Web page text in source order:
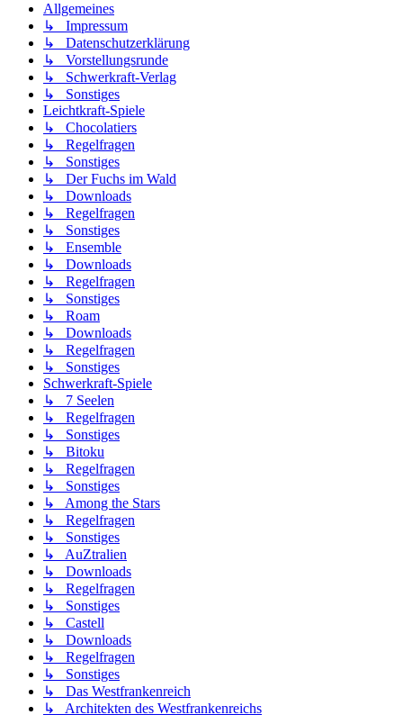
Allgemeines
↳ Impressum
↳ Datenschutzerklärung
↳ Vorstellungsrunde
↳ Schwerkraft-Verlag
↳ Sonstiges
Leichtkraft-Spiele
↳ Chocolatiers
↳ Regelfragen
↳ Sonstiges
↳ Der Fuchs im Wald
↳ Downloads
↳ Regelfragen
↳ Sonstiges
↳ Ensemble
↳ Downloads
↳ Regelfragen
↳ Sonstiges
↳ Roam
↳ Downloads
↳ Regelfragen
↳ Sonstiges
Schwerkraft-Spiele
↳ 7 Seelen
↳ Regelfragen
↳ Sonstiges
↳ Bitoku
↳ Regelfragen
↳ Sonstiges
↳ Among the Stars
↳ Regelfragen
↳ Sonstiges
↳ AuZtralien
↳ Downloads
↳ Regelfragen
↳ Sonstiges
↳ Castell
↳ Downloads
↳ Regelfragen
↳ Sonstiges
↳ Das Westfrankenreich
↳ Architekten des Westfrankenreichs